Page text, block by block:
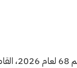
كما أصدر الرئيس أحمد الشرع المرسوم رقم 68 لعام 2026، القاضي بتطبيق